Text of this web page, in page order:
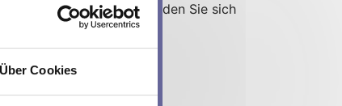
Über Cookies
1137 wünschen, melden Sie sich